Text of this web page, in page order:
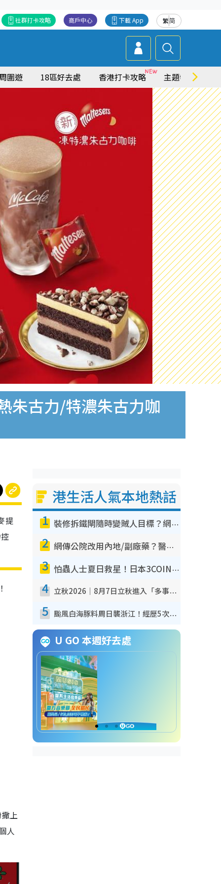
繁简
下載 App
商戶中心
社群打卡攻略
圍遊 18區好去處 香港打卡攻略 主題特集
朱古力/特濃朱古力咖
提
上
人
港生活人氣本地熱話
1 裝修拆鐵閘隨時變賊人目標？網民揭2大關鍵用途：裝新式等於白裝？附新舊鐵閘分別
2 網傳公院改用內地/副廠藥？醫生拆解正副廠分別 揭4類人換藥隨時出事
3 怕蟲人士夏日救星！日本3COINS爆紅驅蟲神器$45起 1招「全程免觸碰」輕鬆搞定小強
4 立秋2026｜8月7日立秋進入「多事之秋」 3件事唔做得！專家教6招開運 清枱頭／銀包納氣接好運
5 颱風白海豚料周日襲浙江！經歷5次「眼牆置換」極罕見 成登陸內地最長途颱風
U GO 本週好去處